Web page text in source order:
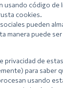
código de
cookies.
pueden
manera puede
privacidad de
para saber
usando